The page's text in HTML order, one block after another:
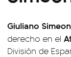
Giuliano
derecho en el
División de